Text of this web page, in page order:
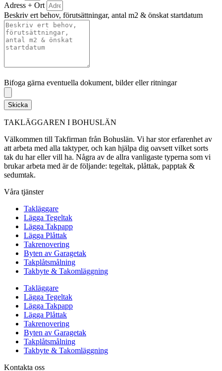
Adress + Ort
Beskriv ert behov, förutsättningar, antal m2 & önskat startdatum
Bifoga gärna eventuella dokument, bilder eller ritningar
Skicka
TAKLÄGGAREN I BOHUSLÄN
Välkommen till Takfirman från Bohuslän. Vi har stor erfarenhet av
att arbeta med alla taktyper, och kan hjälpa dig oavsett vilket sorts
tak du har eller vill ha. Några av de allra vanligaste typerna som vi
brukar arbeta med är de följande: tegeltak, plåttak, papptak &
sedumtak.
Våra tjänster
Takläggare
Lägga Tegeltak
Lägga Takpapp
Lägga Plåttak
Takrenovering
Byten av Garagetak
Takplåtsmålning
Takbyte & Takomläggning
Takläggare
Lägga Tegeltak
Lägga Takpapp
Lägga Plåttak
Takrenovering
Byten av Garagetak
Takplåtsmålning
Takbyte & Takomläggning
Kontakta oss